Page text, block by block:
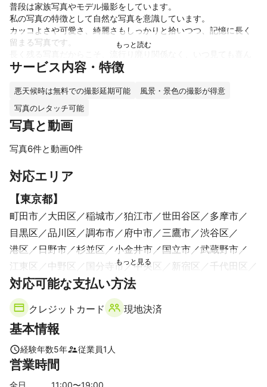
普段は家族写真やモデル撮影をしています。
私の写真の特徴として自然な写真を意識しています。
カッコよさや可愛さ、綺麗さもしっかりと拾いつつ、記憶に長く
留まる写真です。
でもらえる写真を提供いたします！
ています。
これまでの実績
スタジオカメラマン勤務3年
MV制作（ランティス様、サンミュージック様所属アーティスト）
自然体を意識した撮影が得意です。
サービス内容・特徴
悪天候時は無料での撮影延期可能
風景・景色の撮影が得意
写真のレタッチ可能
写真と動画
写真6件と動画0件
対応エリア
【東京都】
町田市 大田区 稲城市 狛江市 世田谷区
多摩市
目黒区
品川区 調布市 府中市 三鷹市
渋谷区
港区
日野市 杉並区 小金井市 国立市
武蔵野市
江東区
中野区 国分寺市 中央区 新宿区
千代田区
小平市
西東京市 八王子市
文京区
東久留米市
東大和市
墨田区 板橋区 福生市
荒川区
清瀬市
足立区
葛飾区 あきる野市
【神奈川県
鎌倉市 横浜市 藤沢市
対応可能な支払い方法
クレジットカード 現地決済
基本情報
経験年数5年 従業員1 人
営業時間
全日 11:00〜19:00